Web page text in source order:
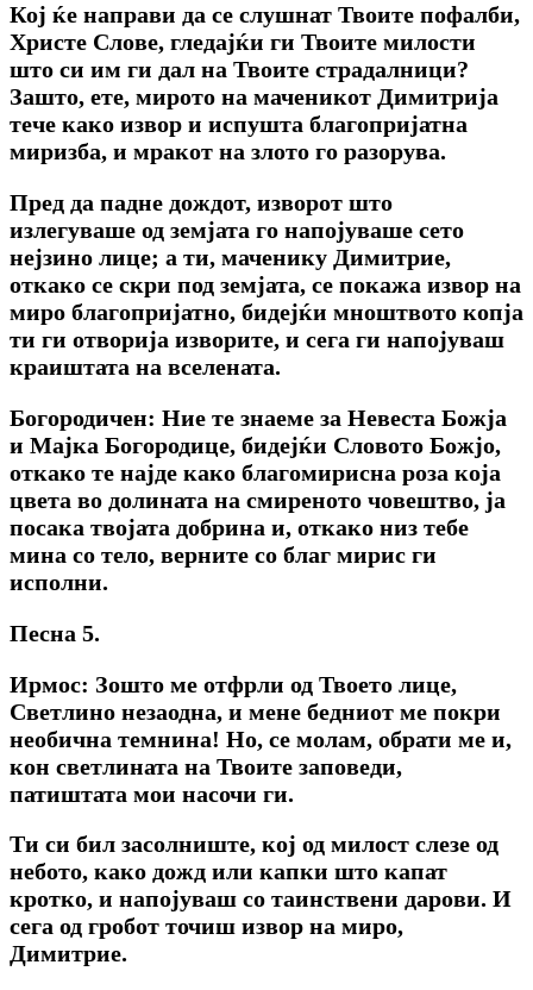
Кој ќе направи да се слушнат Твоите пофалби,
Христе Слове, гледајќи ги Твоите милости
што си им ги дал на Твоите страдалници?
Зашто, ете, мирото на маченикот Димитрија
тече како извор и испушта благопријатна
миризба, и мракот на злото го разорува.
Пред да падне дождот, изворот што
излегуваше од земјата го напојуваше сето
нејзино лице; а ти, маченику Димитрие,
откако се скри под земјата, се покажа извор на
миро благопријатно, бидејќи мноштвото копја
ти ги отворија изворите, и сега ги напојуваш
краиштата на вселената.
Богородичен: Ние те знаеме за Невеста Божја
и Мајка Богородице, бидејќи Словото Божјо,
откако те најде како благомирисна роза која
цвета во долината на смиреното човештво, ја
посака твојата добрина и, откако низ тебе
мина со тело, верните со благ мирис ги
исполни.
Песна 5.
Ирмос: Зошто ме отфрли од Твоето лице,
Светлино незаодна, и мене бедниот ме покри
необична темнина! Но, се молам, обрати ме и,
кон светлината на Твоите заповеди,
патиштата мои насочи ги.
Ти си бил засолниште, кој од милост слезе од
небото, како дожд или капки што капат
кротко, и напојуваш со таинствени дарови. И
сега од гробот точиш извор на миро,
Димитрие.